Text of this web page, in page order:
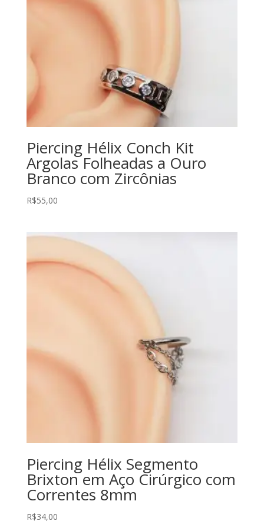
Piercing Hélix Conch Kit
Argolas Folheadas a Ouro
Branco com Zircônias
R$55,00
Piercing Hélix Segmento
Brixton em Aço Cirúrgico com
Correntes 8mm
R$34,00